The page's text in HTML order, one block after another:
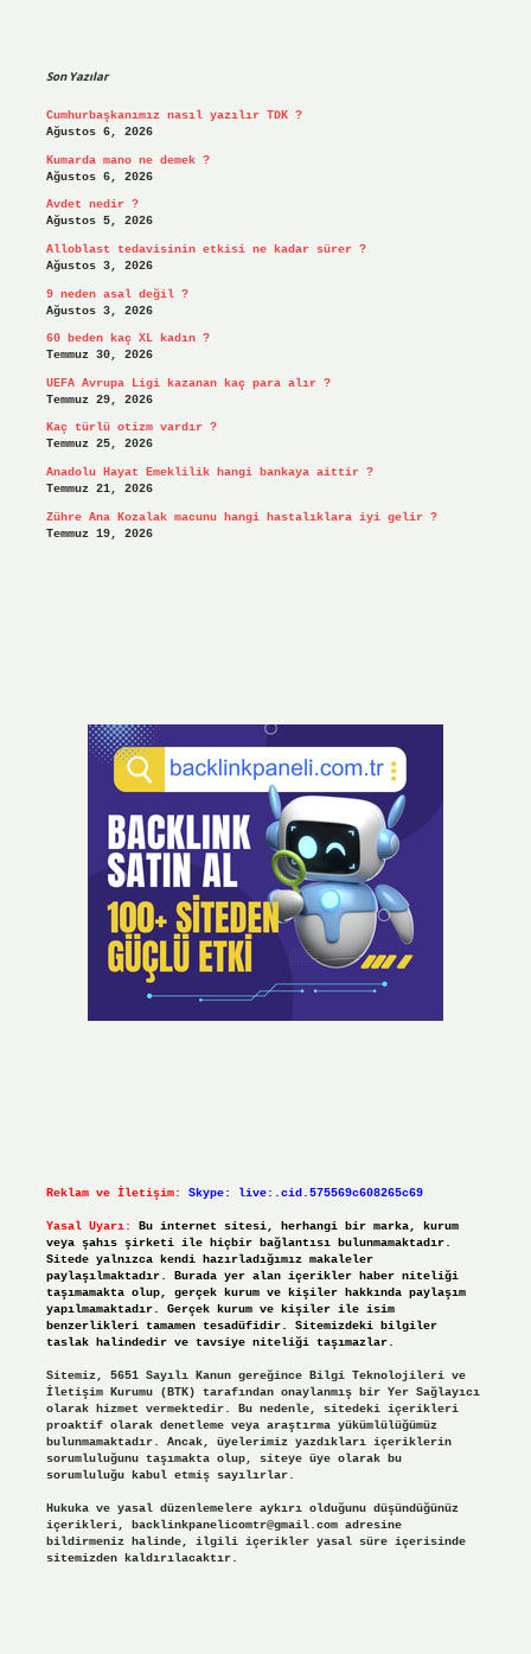
Son Yazılar
Cumhurbaşkanımız nasıl yazılır TDK ?
Ağustos 6, 2026
Kumarda mano ne demek ?
Ağustos 6, 2026
Avdet nedir ?
Ağustos 5, 2026
Alloblast tedavisinin etkisi ne kadar sürer ?
Ağustos 3, 2026
9 neden asal değil ?
Ağustos 3, 2026
60 beden kaç XL kadın ?
Temmuz 30, 2026
UEFA Avrupa Ligi kazanan kaç para alır ?
Temmuz 29, 2026
Kaç türlü otizm vardır ?
Temmuz 25, 2026
Anadolu Hayat Emeklilik hangi bankaya aittir ?
Temmuz 21, 2026
Zühre Ana Kozalak macunu hangi hastalıklara iyi gelir ?
Temmuz 19, 2026
Reklam ve İletişim: Skype: live:.cid.575569c608265c69
Yasal Uyarı:
Bu internet sitesi, herhangi bir marka, kurum
veya şahıs şirketi ile hiçbir bağlantısı bulunmamaktadır.
Sitede yalnızca kendi hazırladığımız makaleler
paylaşılmaktadır. Burada yer alan içerikler haber niteliği
taşımamakta olup, gerçek kurum ve kişiler hakkında paylaşım
yapılmamaktadır. Gerçek kurum ve kişiler ile isim
benzerlikleri tamamen tesadüfidir. Sitemizdeki bilgiler
taslak halindedir ve tavsiye niteliği taşımazlar.
Sitemiz, 5651 Sayılı Kanun gereğince Bilgi Teknolojileri ve
İletişim Kurumu (BTK) tarafından onaylanmış bir Yer Sağlayıcı
olarak hizmet vermektedir. Bu nedenle, sitedeki içerikleri
proaktif olarak denetleme veya araştırma yükümlülüğümüz
bulunmamaktadır. Ancak, üyelerimiz yazdıkları içeriklerin
sorumluluğunu taşımakta olup, siteye üye olarak bu
sorumluluğu kabul etmiş sayılırlar.
Hukuka ve yasal düzenlemelere aykırı olduğunu düşündüğünüz
içerikleri, backlinkpanelicomtr@gmail.comadresine
bildirmeniz halinde, ilgili içerikler yasal süre içerisinde
sitemizden kaldırılacaktır.